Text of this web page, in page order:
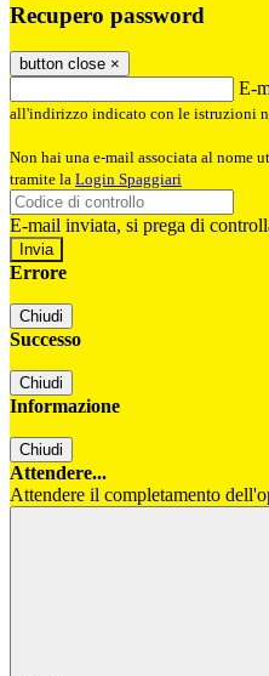
Recupero password
button close ×
E-
all'indirizzo indicato con le istruzioni
Non hai una e-mail associata al nome
tramite la Login Spaggiari
E-mail inviata, si prega di
Errore
Chiudi
Successo
Chiudi
Informazione
Chiudi
Attendere...
Attendere il completamento